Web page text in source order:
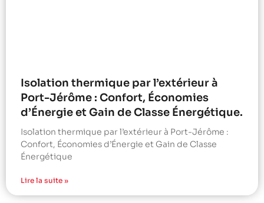
Isolation thermique par l’extérieur à
Port-Jérôme : Confort, Économies
d’Énergie et Gain de Classe Énergétique.
Isolation thermique par l’extérieur à Port-Jérôme :
Confort, Économies d’Énergie et Gain de Classe
Énergétique
Lire la suite »